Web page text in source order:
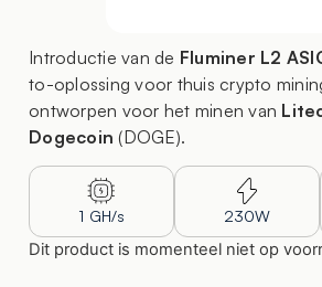
Introductie van de Fluminer L2
to-oplossing voor thuis crypto
ontworpen voor het minen van
Dogecoin (DOGE).
1 GH/s 230W
Dit product is momenteel niet op